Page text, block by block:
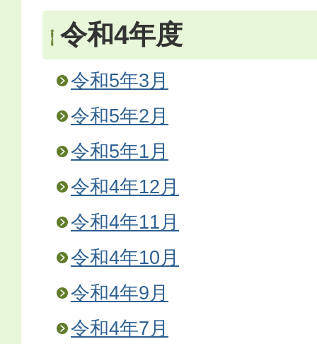
令和4年度
令和5年3月
令和5年2月
令和5年1月
令和4年12月
令和4年11月
令和4年10月
令和4年9月
令和4年7月